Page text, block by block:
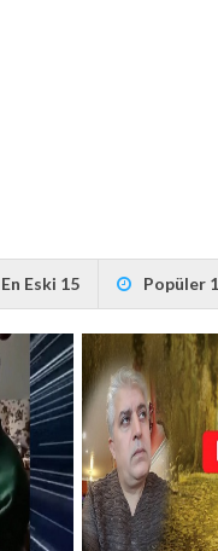
En Eski 15 Popüler